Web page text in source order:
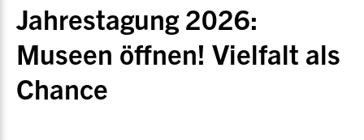
Jahrestagung 2026:
Museen öffnen! Vielfalt als
Chance